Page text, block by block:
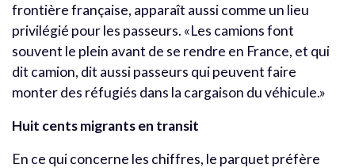
frontière française, apparaît aussi comme un lieu
privilégié pour les passeurs. «Les camions font
souvent le plein avant de se rendre en France, et qui
dit camion, dit aussi passeurs qui peuvent faire
monter des réfugiés dans la cargaison du véhicule.»
Huit cents migrants en transit
En ce qui concerne les chiffres, le parquet préfère